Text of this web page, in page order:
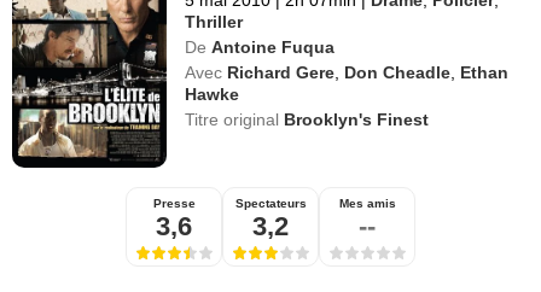
Thriller
De Antoine Fuqua
Avec Richard Gere, Don Cheadle, Ethan
Hawke
Titre original Brooklyn's Finest
Presse
3,6
Spectateurs
3,2
Mes amis
--